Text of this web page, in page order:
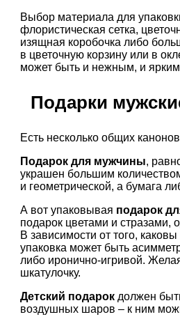
Выбор материала для
флористическая сетка,
изящная коробочка либо
в цветочную корзину или в
может быть и нежным, и
Подарки
Есть несколько общих
Подарок для мужчины,
украшен большим
и геометрической, а бумага
А вот упаковывая подарок
подарок цветами и стразами,
В зависимости от того,
упаковка может быть
либо иронично-игривой.
шкатулочку.
Детский подарок должен
воздушных шаров – к ним